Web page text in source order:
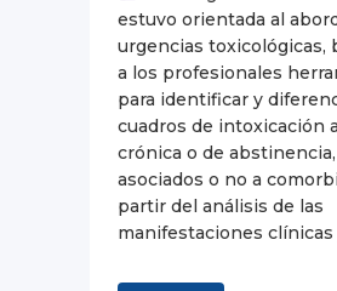
estuvo orientada al
urgencias toxicológicas,
a los profesionales
para identificar y
cuadros de intoxicación
crónica o de abstinencia,
asociados o no a
partir del análisis de las
manifestaciones clínicas